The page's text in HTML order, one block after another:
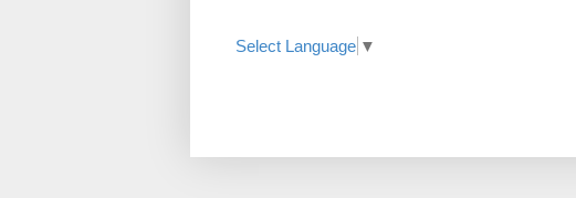
Select Language ▼